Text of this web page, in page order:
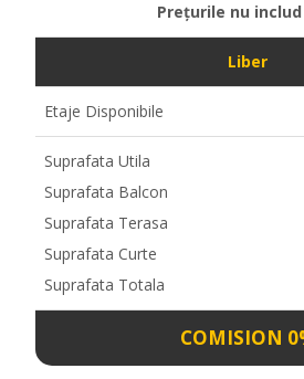
Prețurile nu includ
Liber
Etaje Disponibile
Suprafata Utila
Suprafata Balcon
Suprafata Terasa
Suprafata Curte
Suprafata Totala
COMISION